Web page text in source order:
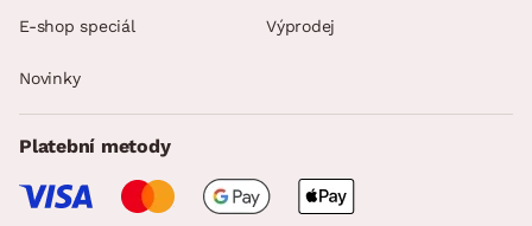
E-shop speciál Výprodej
Novinky
Platební metody